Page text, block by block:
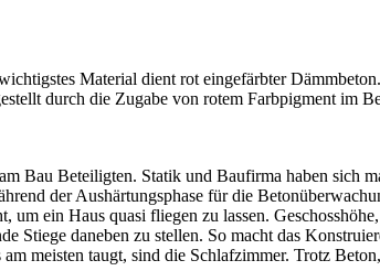
Material dient rot eingefärbter
durch die Zugabe von rotem Farbpigment im
Bau Beteiligten. Statik und Baufirma haben sich
der Aushärtungsphase für die
ein Haus quasi fliegen zu lassen.
Stiege daneben zu stellen. So macht das
meisten taugt, sind die Schlafzimmer. Trotz